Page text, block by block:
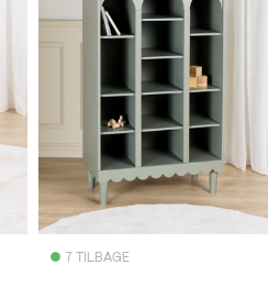
7 TILBAGE